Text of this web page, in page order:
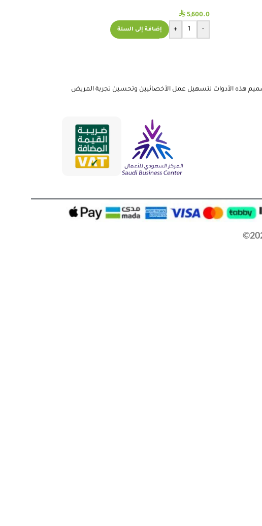
⃁5,600.0
-
+ إضافة إلى السلة
تصميم هذه الأدوات لتسهيل عمل الأخصائيين وتحسين تجربة المريض